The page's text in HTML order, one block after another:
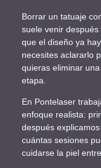
Borrar un tatuaje
suele venir
que el diseño ya
necesites aclararlo
quieras eliminar
etapa.
En Pontelaser
enfoque realista:
después
cuántas sesiones
cuidarse la piel